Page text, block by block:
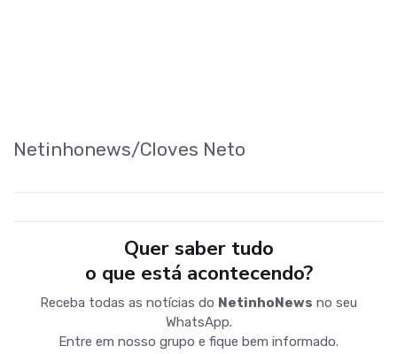
Netinhonews/Cloves Neto
Quer saber tudo
o que está acontecendo?
Receba todas as notícias do NetinhoNews no seu
WhatsApp.
Entre em nosso grupo e fique bem informado.